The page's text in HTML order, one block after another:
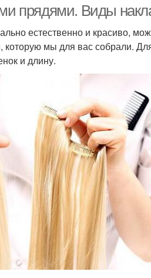
прядями. Виды
естественно и красиво,
мы для вас собрали.
и длину.